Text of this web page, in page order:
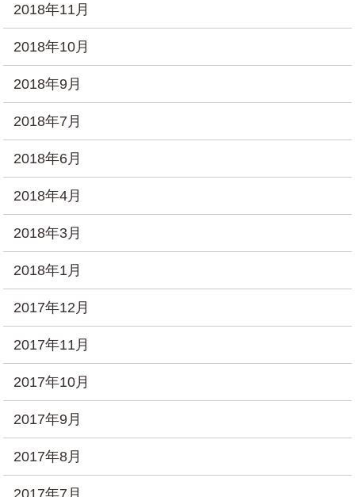
2018年11月
2018年10月
2018年9月
2018年7月
2018年6月
2018年4月
2018年3月
2018年1月
2017年12月
2017年11月
2017年10月
2017年9月
2017年8月
2017年7月